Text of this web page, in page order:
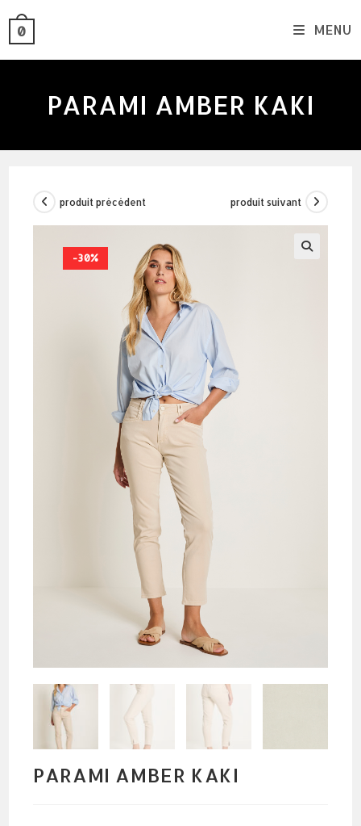
0 MENU
PARAMI AMBER KAKI
-30%
produit précédent produit suivant
PARAMI AMBER KAKI